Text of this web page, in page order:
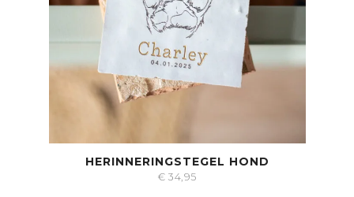
HERINNERINGSTEGEL HOND
€ 34,95